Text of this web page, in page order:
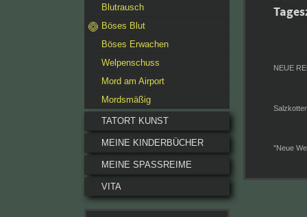
Blutrausch
Böses Blut
Böses Erwachen
Welpenschuss
Mord am Airport
Mordsmäßig
TATORT KUNST
MEINE KINDERBÜCHER
MEINE SPASSREIME
VITA
NEUE
"Neue